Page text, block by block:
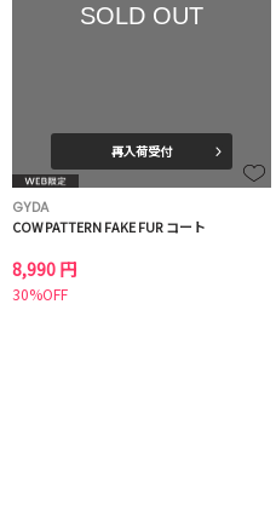
SOLD OUT
再入荷受付
GYDA
COW PATTERN FAKE FUR コート
8,990 円
30%OFF